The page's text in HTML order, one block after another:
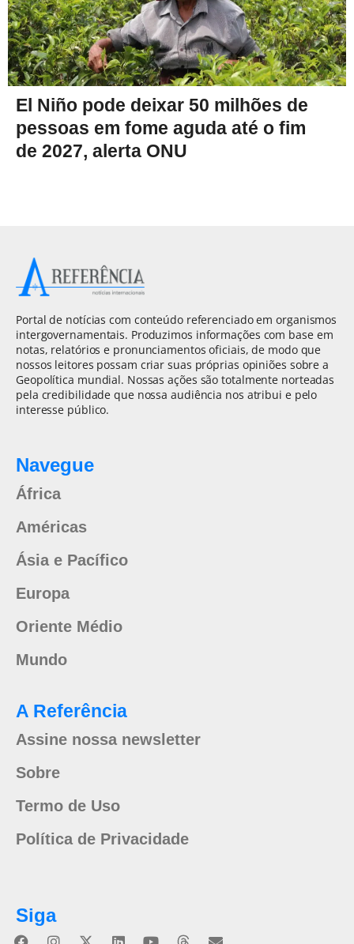
El Niño pode deixar 50 milhões de
pessoas em fome aguda até o fim
de 2027, alerta ONU
Portal de notícias com conteúdo referenciado em organismos
intergovernamentais. Produzimos informações com base em
notas, relatórios e pronunciamentos oficiais, de modo que
nossos leitores possam criar suas próprias opiniões sobre a
Geopolítica mundial. Nossas ações são totalmente norteadas
pela credibilidade que nossa audiência nos atribui e pelo
interesse público.
Navegue
África
Américas
Ásia e Pacífico
Europa
Oriente Médio
Mundo
A Referência
Assine nossa newsletter
Sobre
Termo de Uso
Política de Privacidade
Siga